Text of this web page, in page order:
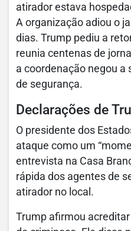
atirador estava
A organização adiou o
dias. Trump pediu a
reunia centenas de
a coordenação negou
de segurança.
Declarações de
O presidente dos
ataque como um
entrevista na Casa
rápida dos agentes de
atirador no local.
Trump afirmou